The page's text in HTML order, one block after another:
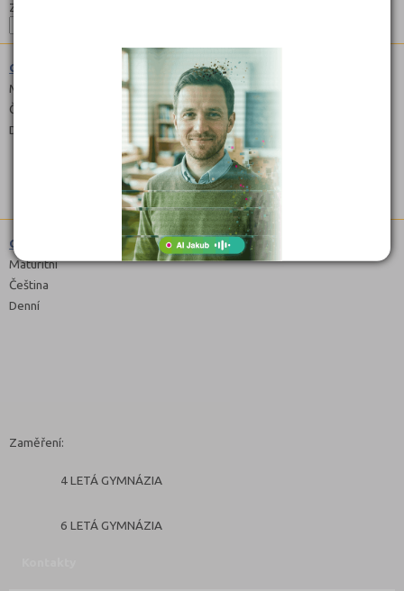
Zaměření:
Gymnázium (7941K41)
Maturitní
Čeština
Denní
Gymnázium (7941K61)
Maturitní
Čeština
Denní
Zaměření:
4 LETÁ GYMNÁZIA
6 LETÁ GYMNÁZIA